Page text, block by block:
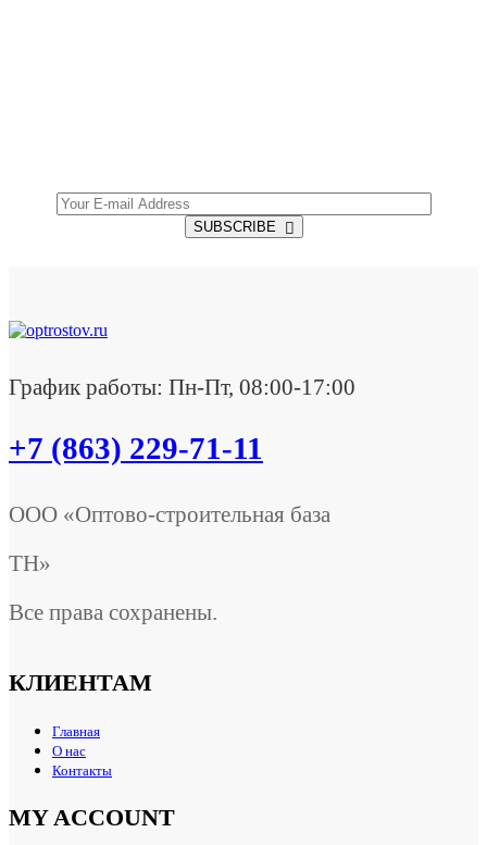
SUBSCRIBE
График работы: Пн-Пт, 08:00-17:00
+7 (863) 229-71-11
ООО «Оптово-строительная база
ТН»
Все права сохранены.
КЛИЕНТАМ
Главная
О нас
Контакты
MY ACCOUNT